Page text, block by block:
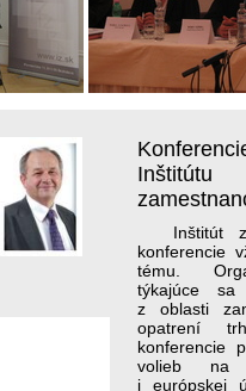
Inštitútu
Inštitút
konferencie
tému.
týkajúce sa
z oblasti
opatrení
konferencie
volieb na
i európskej